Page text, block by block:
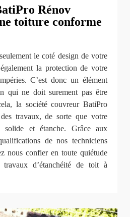
Rénov
toiture conforme
le coté design de votre
la protection de votre
C’est donc un élément
qui ne doit surement pas être
la société couvreur BatiPro
travaux, de sorte que votre
et étanche. Grâce aux
de nos techniciens
nous confier en toute quiétude
d’étanchéité de toit à